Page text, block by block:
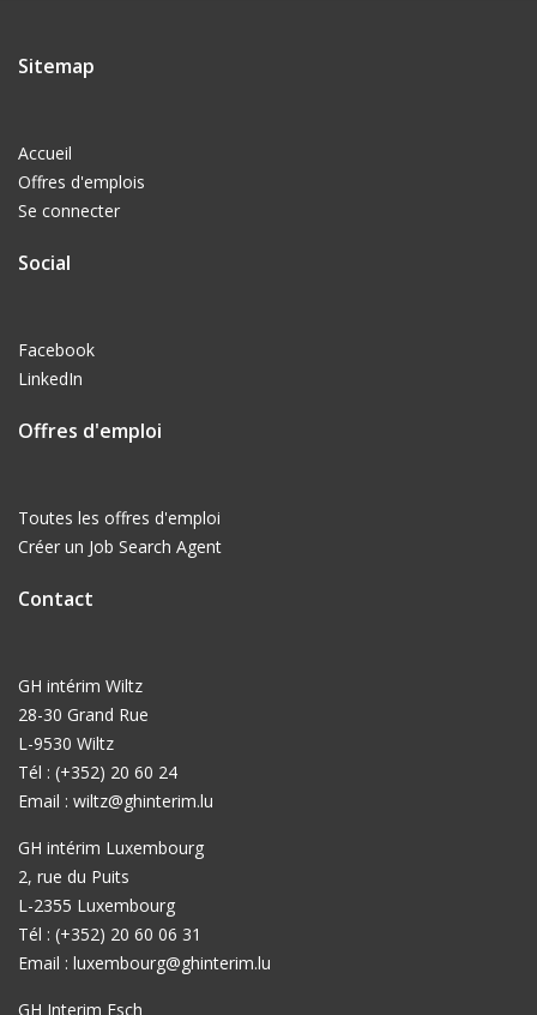
Sitemap
Accueil
Offres d'emplois
Se connecter
Social
Facebook
LinkedIn
Offres d'emploi
Toutes les offres d'emploi
Créer un Job Search Agent
Contact
GH intérim Wiltz
28-30 Grand Rue
L-9530 Wiltz
Tél : (+352) 20 60 24
Email : wiltz@ghinterim.lu
GH intérim Luxembourg
2, rue du Puits
L-2355 Luxembourg
Tél : (+352) 20 60 06 31
Email : luxembourg@ghinterim.lu
GH Interim Esch